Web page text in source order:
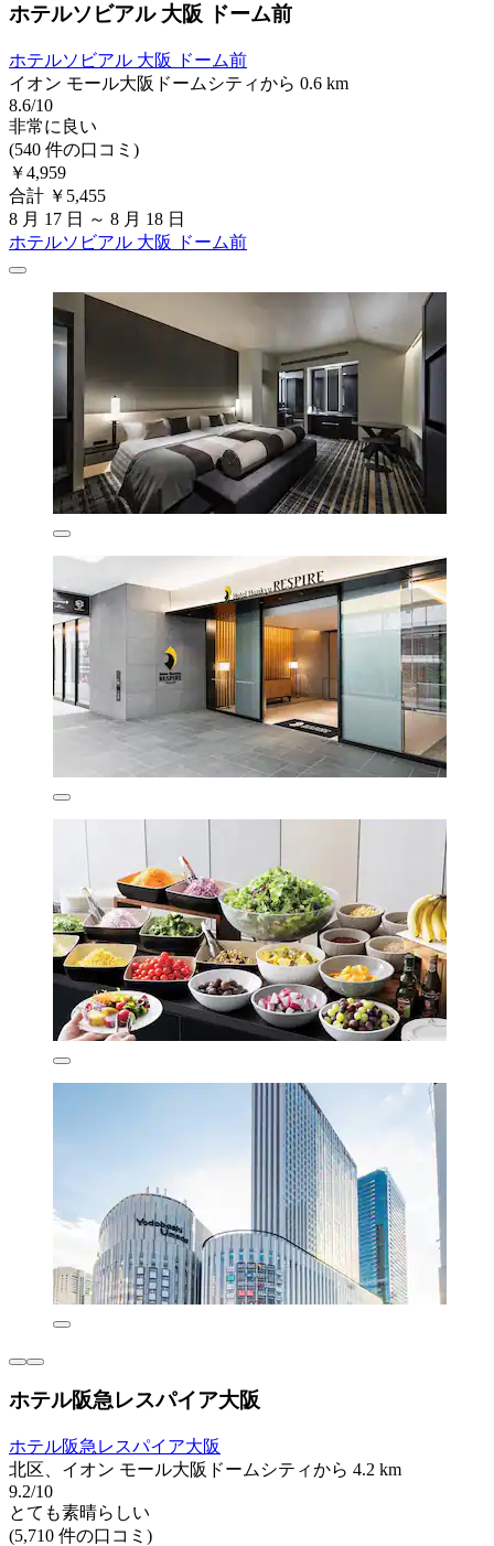
ホテルソビアル 大阪 ドーム前
ホテルソビアル 大阪 ドーム前
イオン モール大阪ドームシティから 0.6 km
8.6/10
非常に良い
(540 件の口コミ)
￥4,959
合計 ￥5,455
8 月 17 日 ～ 8 月 18 日
ホテルソビアル 大阪 ドーム前
ホテル阪急レスパイア大阪
ホテル阪急レスパイア大阪
北区、イオン モール大阪ドームシティから 4.2 km
9.2/10
とても素晴らしい
(5,710 件の口コミ)